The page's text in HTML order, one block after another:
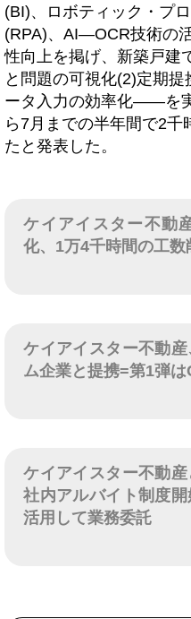
(BI)、ロボティック・プ
(RPA)、AI―OCR技術の
性向上を掲げ、新築戸建
と問題の可視化(2)定期
ータ入力の効率化――を
ら7月までの半年間で2千
たと発表した。
ケイアイスター不動
化、1万4千時間の工数
ケイアイスター不動
ム企業と提携=第1弾
ケイアイスター不動
社内アルバイト制度
活用して業務委託